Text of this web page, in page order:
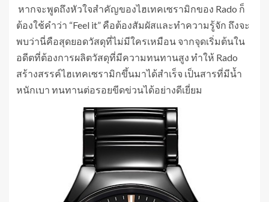
หากจะพูดถึงหัวใจสำคัญของไฮเทคเซรามิกของ Rado ก็
ต้องใช้คำว่า “Feel it” คือต้องสัมผัสและทำความรู้จัก ถึงจะ
พบว่านี่คือสุดยอดวัสดุที่ไม่มีใครเหมือน จากจุดเริ่มต้นใน
อดีตที่ต้องการผลิตวัสดุที่มีความทนทานสูง ทำให้ Rado
สร้างสรรค์ไฮเทคเซรามิกขึ้นมาได้สำเร็จ เป็นสารที่มีน้ำ
หนักเบา ทนทานต่อรอยขีดข่วนได้อย่างดีเยี่ยม